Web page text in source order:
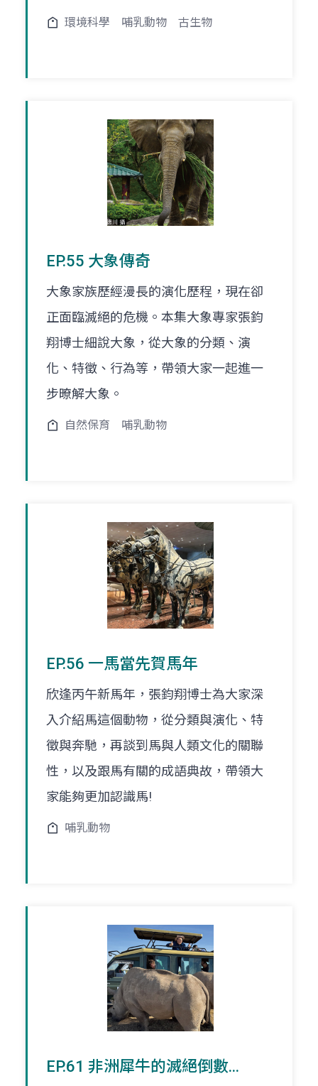
環境科學 哺乳動物 古生物
EP.55 大象傳奇
大象家族歷經漫長的演化歷程，現在卻
正面臨滅絕的危機。本集大象專家張鈞
翔博士細說大象，從大象的分類、演
化、特徵、行為等，帶領大家一起進一
步暸解大象。
自然保育 哺乳動物
EP.56 一馬當先賀馬年
欣逢丙午新馬年，張鈞翔博士為大家深
入介紹馬這個動物，從分類與演化、特
徵與奔馳，再談到馬與人類文化的關聯
性，以及跟馬有關的成語典故，帶領大
家能夠更加認識馬!
哺乳動物
EP.61 非洲犀牛的滅絕倒數...